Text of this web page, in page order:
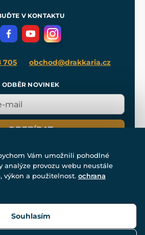
Come
V KONTAKTU
705 obchod@drakkaria.cz
ODBĚR NOVINEK
ODEBÍRAT
www.drakkaria.cz 2007-2026.
Vám umožnili pohodlné
analýze provozu webu neustále
výkon a použitelnost. ochrana
Souhlasím